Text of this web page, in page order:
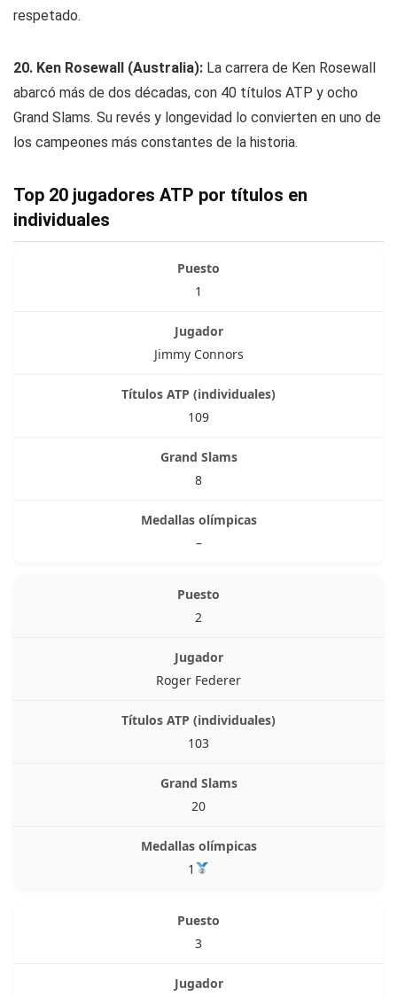
respetado.
20. Ken Rosewall (Australia): La carrera de Ken Rosewall
abarcó más de dos décadas, con 40 títulos ATP y ocho
Grand Slams. Su revés y longevidad lo convierten en uno de
los campeones más constantes de la historia.
Top 20 jugadores ATP por títulos en
individuales
1
Jimmy Connors
109
8
–
2
Roger Federer
103
20
1
3